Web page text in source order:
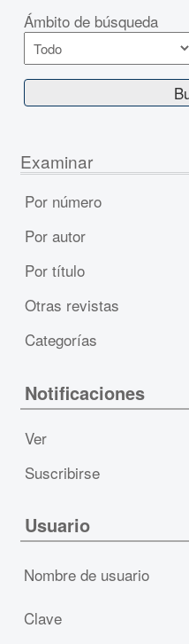
Ámbito de búsqueda
Examinar
Por número
Por autor
Por título
Otras revistas
Categorías
Notificaciones
Ver
Suscribirse
Usuario
Nombre de usuario
Clave